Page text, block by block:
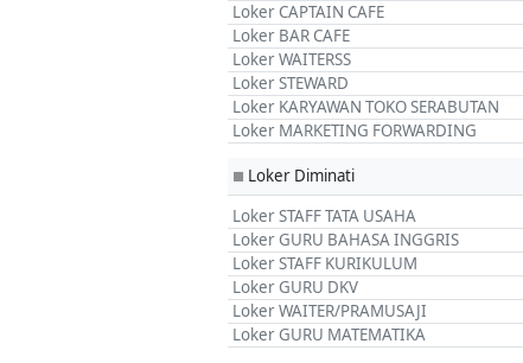
Loker CAPTAIN CAFE
Loker BAR CAFE
Loker WAITERSS
Loker STEWARD
Loker KARYAWAN TOKO SERABUTAN
Loker MARKETING FORWARDING
■ Loker Diminati
Loker STAFF TATA USAHA
Loker GURU BAHASA INGGRIS
Loker STAFF KURIKULUM
Loker GURU DKV
Loker WAITER/PRAMUSAJI
Loker GURU MATEMATIKA